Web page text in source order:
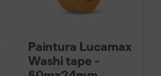
Paintura Lucamax
Washi tape -